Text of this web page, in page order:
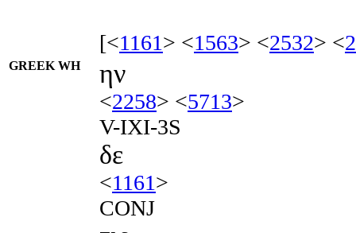
[<1161> <1563> <2532> <
GREEK WH ην
<2258> <5713>
V-IXI-3S
δε
<1161>
CONJ